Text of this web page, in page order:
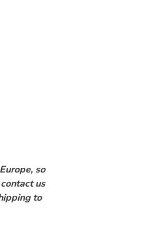
so
us
to